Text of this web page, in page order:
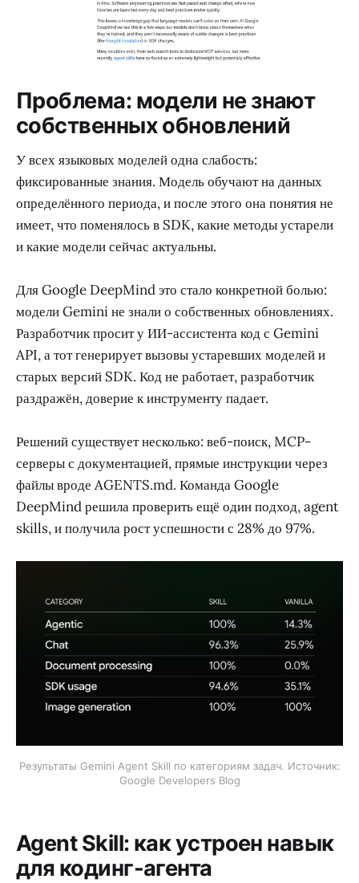
Проблема: модели не знают
собственных обновлений
У всех языковых моделей одна слабость:
фиксированные знания. Модель обучают на данных
определённого периода, и после этого она понятия не
имеет, что поменялось в SDK, какие методы устарели
и какие модели сейчас актуальны.
Для Google DeepMind это стало конкретной болью:
модели Gemini не знали о собственных обновлениях.
Разработчик просит у ИИ-ассистента код с Gemini
API, а тот генерирует вызовы устаревших моделей и
старых версий SDK. Код не работает, разработчик
раздражён, доверие к инструменту падает.
Решений существует несколько: веб-поиск, MCP-
серверы с документацией, прямые инструкции через
файлы вроде AGENTS.md. Команда Google
DeepMind решила проверить ещё один подход, agent
skills, и получила рост успешности с 28% до 97%.
Результаты Gemini Agent Skill по категориям задач. Источник:
Google Developers Blog
Agent Skill: как устроен навык
для кодинг-агента